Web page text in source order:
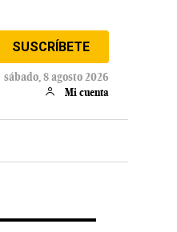
SUSCRÍBETE
sábado, 8 agosto 2026
Mi cuenta